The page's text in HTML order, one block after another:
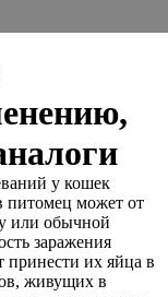
у кошек
питомец может от
или обычной
заражения
их яйца в
живущих в